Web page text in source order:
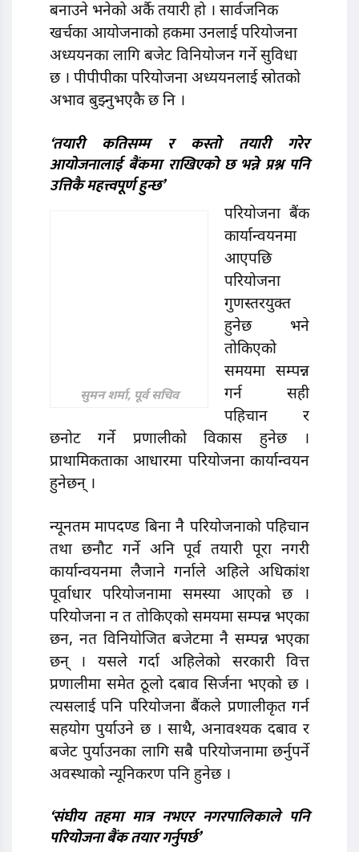
बनाउने भनेको अर्कै तयारी हो । सार्वजनिक
खर्चका आयोजनाको हकमा उनलाई परियोजना
अध्ययनका लागि बजेट विनियोजन गर्ने सुविधा
छ । पीपीपीका परियोजना अध्ययनलाई स्रोतको
अभाव बुझ्नुभएकै छ नि ।
‘तयारी कतिसम्म र कस्तो तयारी गरेर
आयोजनालाई बैंकमा राखिएको छ भन्ने प्रश्न पनि
उत्तिकै महत्त्वपूर्ण हुन्छ’
सुमन शर्मा, पूर्व सचिव
परियोजना बैंक
कार्यान्वयनमा
आएपछि
परियोजना
गुणस्तरयुक्त
हुनेछ भने
तोकिएको
समयमा सम्पन्न
गर्न सही
पहिचान र
छनाेट गर्ने प्रणालीको विकास हुनेछ ।
प्राथामिकताका आधारमा परियोजना कार्यान्वयन
हुनेछन् ।
न्यूनतम मापदण्ड बिना नै परियोजनाको पहिचान
तथा छनौट गर्ने अनि पूर्व तयारी पूरा नगरी
कार्यान्वयनमा लैजाने गर्नाले अहिले अधिकांश
पूर्वाधार परियोजनामा समस्या आएको छ ।
परियोजना न त तोकिएको समयमा सम्पन्न भएका
छन, नत विनियोजित बजेटमा नै सम्पन्न भएका
छन् । यसले गर्दा अहिलेको सरकारी वित्त
प्रणालीमा समेत ठूलो दबाव सिर्जना भएको छ ।
त्यसलाई पनि परियोजना बैंकले प्रणालीकृत गर्न
सहयोग पुर्याउने छ । साथै, अनावश्यक दबाव र
बजेट पुर्याउनका लागि सबै परियाेजनामा छर्नुपर्ने
अवस्थाको न्यूनिकरण पनि हुनेछ ।
‘संघीय तहमा मात्र नभएर नगरपालिकाले पनि
परियोजना बैंक तयार गर्नुपर्छ’